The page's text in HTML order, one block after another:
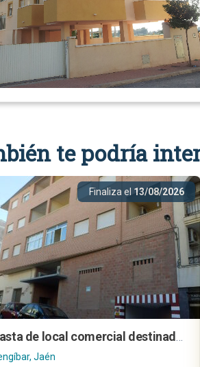
te podría
Finaliza el 13/08/2026
Jaén